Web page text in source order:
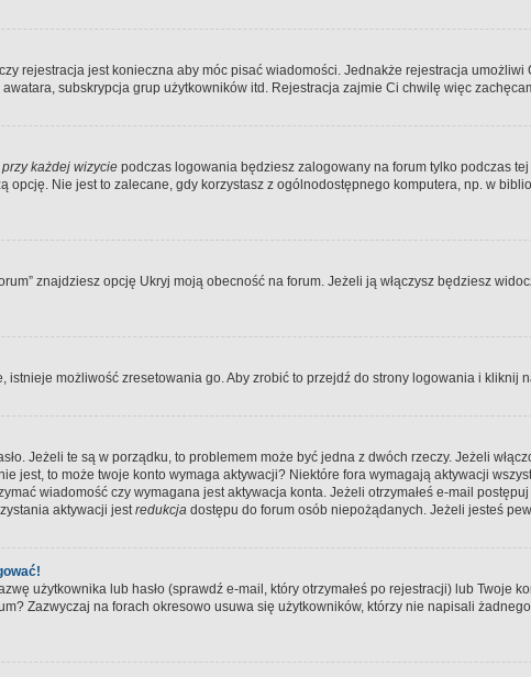
rejestracja jest konieczna aby móc pisać wiadomości. Jednakże rejestracja
subskrypcja grup użytkowników itd. Rejestracja zajmie Ci chwilę więc
każdej wizycie podczas logowania będziesz zalogowany na forum tylko podczas
opcję. Nie jest to zalecane, gdy korzystasz z ogólnodostępnego komputera, np. w
znajdziesz opcję Ukryj moją obecność na forum. Jeżeli ją włączysz będziesz
istnieje możliwość zresetowania go. Aby zrobić to przejdź do strony logowania i kliknij
Jeżeli te są w porządku, to problemem może być jedna z dwóch rzeczy. Jeżeli
jest, to może twoje konto wymaga aktywacji? Niektóre fora wymagają aktywacji
wiadomość czy wymagana jest aktywacja konta. Jeżeli otrzymałeś e-mail
aktywacji jestredukcja dostępu do forum osób niepożądanych. Jeżeli jesteś
użytkownika lub hasło (sprawdź e-mail, który otrzymałeś po rejestracji) lub Twoje
Zazwyczaj na forach okresowo usuwa się użytkowników, którzy nie napisali